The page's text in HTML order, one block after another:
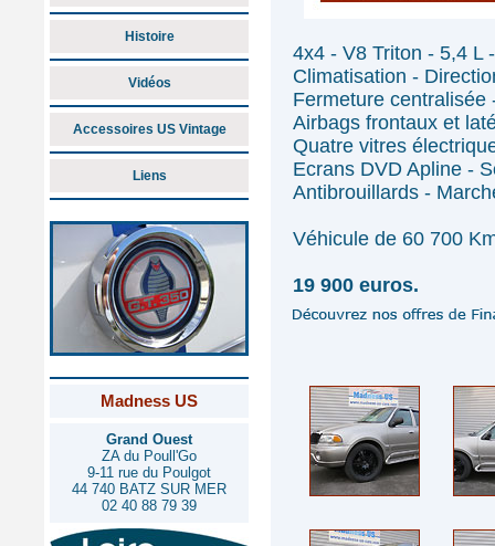
Histoire
Vidéos
Accessoires US Vintage
Liens
Madness US
Grand Ouest
ZA du Poull'Go
9-11 rue du Poulgot
44 740 BATZ SUR MER
02 40 88 79 39
4x4 - V8 Triton - 5,4 L
Climatisation -
Fermeture
Airbags frontaux et
Quatre vitres
Ecrans DVD Apline -
Antibrouillards -
Véhicule de 60 700
19 900 euros.